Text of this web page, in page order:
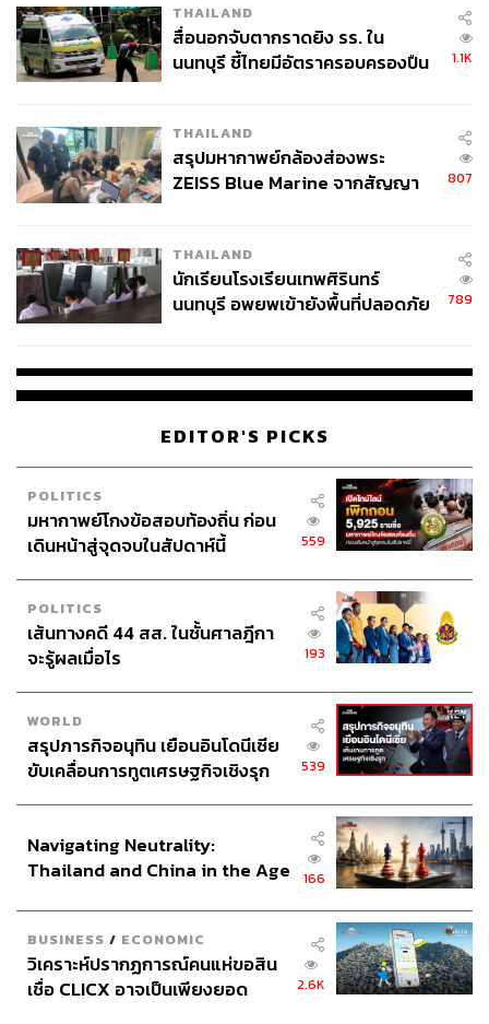
THAILAND
สื่อนอกจับตากราดยิง รร. ใน
นนทบุรี ชี้ไทยมีอัตราครอบครองปืน
1.1K
THAILAND
สรุปมหากาพย์กล้องส่องพระ
ZEISS Blue Marine จากสัญญา
จ่ายหนี้-แอบระบุแบรนด์
807
THAILAND
นักเรียนโรงเรียนเทพศิรินทร์
นนทบุรี อพยพเข้ายังพื้นที่ปลอดภัย
789
EDITOR'S PICKS
POLITICS
มหากาพย์โกงข้อสอบท้องถิ่น ก่อน
เดินหน้าสู่จุดจบในสัปดาห์นี้
559
POLITICS
เส้นทางคดี 44 สส. ในชั้นศาลฎีกา
จะรู้ผลเมื่อไร
193
WORLD
สรุปภารกิจอนุทิน เยือนอินโดนีเซีย
ขับเคลื่อนการทูตเศรษฐกิจเชิงรุก
539
Navigating Neutrality:
Thailand and China in the Age
166
BUSINESS / ECONOMIC
วิเคราะห์ปรากฏการณ์คนแห่ขอสิน
เชื่อ CLICX อาจเป็นเพียงยอด
2.6K